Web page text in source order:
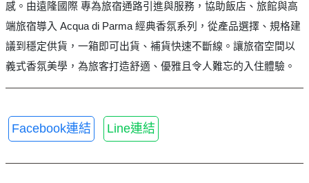
感。由遠隆國際 專為旅宿通路引進與服務，協助飯店、旅館與高
端旅宿導入 Acqua di Parma 經典香氛系列，從產品選擇、規格建
議到穩定供貨，一箱即可出貨、補貨快速不斷線。讓旅宿空間以
義式香氛美學，為旅客打造舒適、優雅且令人難忘的入住體驗。
Facebook連結 Line連結